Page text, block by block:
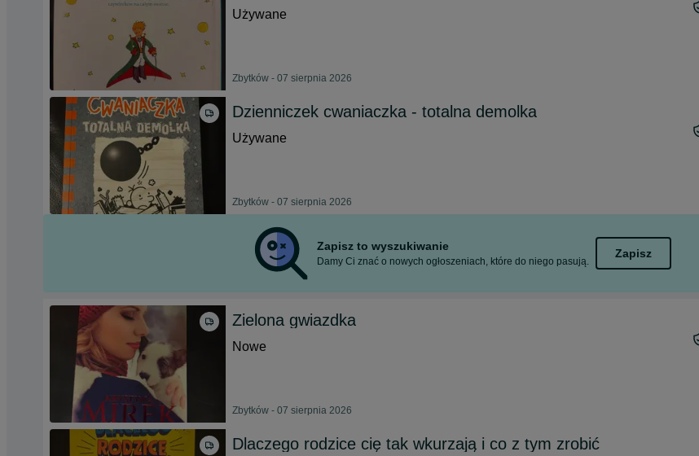
Używane
Zbytków - 07 sierpnia 2026
Dzienniczek cwaniaczka - totalna demolka
Używane
Zbytków - 07 sierpnia 2026
Zapisz to wyszukiwanie
Damy Ci znać o nowych ogłoszeniach, które do niego pasują.
Zapisz
Zielona gwiazdka
Nowe
Zbytków - 07 sierpnia 2026
Dlaczego rodzice cię tak wkurzają i co z tym zrobić